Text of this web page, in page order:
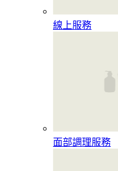
線上服務
面部調理服務